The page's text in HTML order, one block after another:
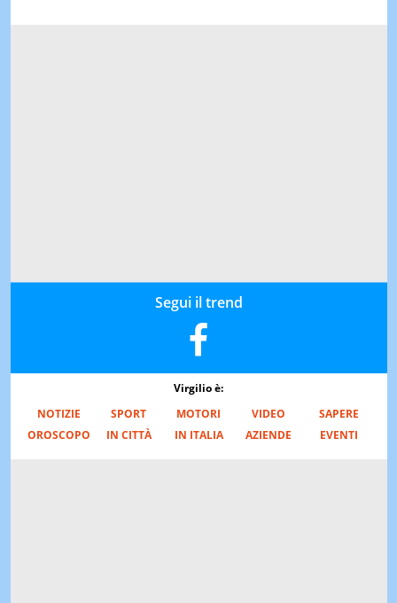
Segui il trend
Virgilio è:
NOTIZIE
SPORT MOTORI VIDEO
SAPERE
OROSCOPO
IN CITTÀ IN ITALIA AZIENDE EVENTI